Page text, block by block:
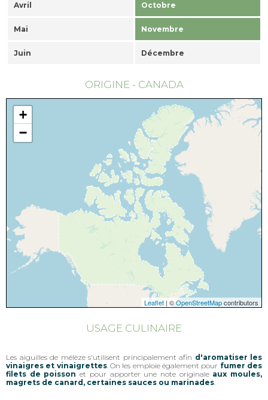
Avril Octobre
Mai Novembre
Juin Décembre
ORIGINE - CANADA
+
−
Leaflet | ©OpenStreetMapcontributors
USAGE CULINAIRE
Les aiguilles de mélèze s'utilisent principalement afin d'aromatiser les
vinaigres et vinaigrettes. On les emploie également pour fumer des
filets de poisson et pour apporter une note originale aux moules,
magrets de canard, certaines sauces ou marinades.